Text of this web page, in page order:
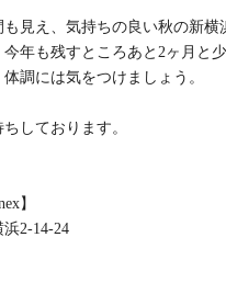
見え、気持ちの良い秋の新横
年も残すところあと2ヶ月と少
調には気をつけましょう。
しております。
】
2-14-24